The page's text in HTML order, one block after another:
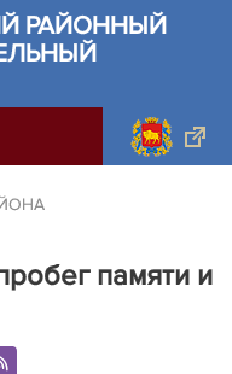
РАЙОННЫЙ
памяти и